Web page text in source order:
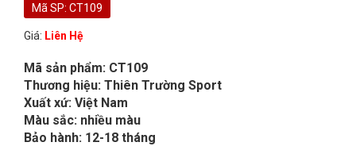
Mã SP: CT109
Giá: Liên Hệ
Mã sản phẩm: CT109
Thương hiệu: Thiên Trường Sport
Xuất xứ: Việt Nam
Màu sắc: nhiều màu
Bảo hành: 12-18 tháng